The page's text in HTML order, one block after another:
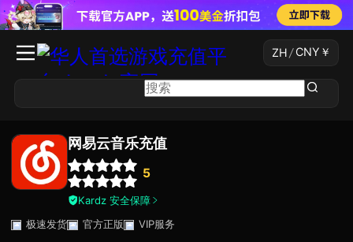
ZH/ CNY ￥
网易云音乐充值
5
Kardz 安全保障
极速发货
官方正版 VIP服务